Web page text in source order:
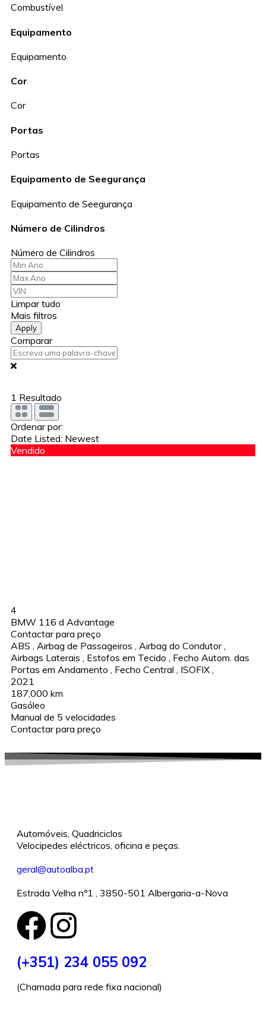
Combustível
Equipamento
Equipamento
Cor
Cor
Portas
Portas
Equipamento de Seegurança
Equipamento de Seegurança
Número de Cilindros
Número de Cilindros
Limpar tudo
Mais filtros
Apply
Comparar
1 Resultado
Ordenar por:
Date Listed: Newest
Vendido
4
BMW 116 d Advantage
Contactar para preço
ABS
Airbag de Passageiros Airbag do Condutor
Airbags Laterais
Estofos em Tecido
Fecho Autom. das
Portas em Andamento
Fecho Central ISOFIX
2021
187,000 km
Gasóleo
Manual de 5 velocidades
Contactar para preço
Automóveis, Quadriciclos
Velocipedes eléctricos, oficina e peças.
geral@autoalba.pt
Estrada Velha nº1 , 3850-501 Albergaria-a-Nova
(+351) 234 055 092
(Chamada para rede fixa nacional)